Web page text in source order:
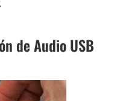
de Audio USB